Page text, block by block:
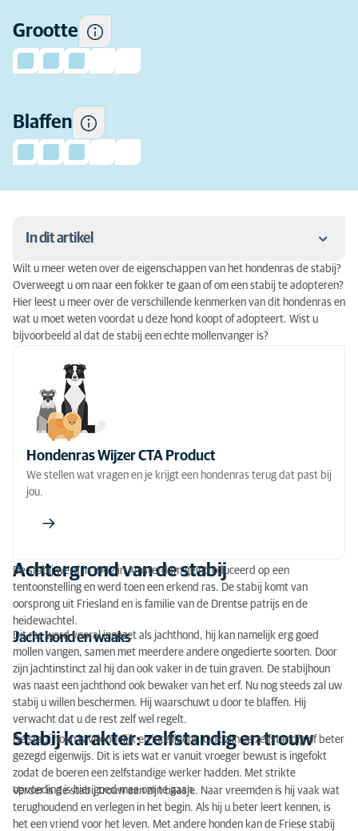
Grootte
Blaffen
In dit artikel
Achtergrond van de stabij
Stabij karakter: zelfstandig en trouw
Vachtverzorging: weinig
Training van de Friese stabij
Grootte en gewicht stabij
Kleur
Voeding stabijhoun
Type
Ongecontroleerde of illegale hondenhandel
Wilt u meer weten over de eigenschappen van het hondenras de stabij?
Overweegt u om naar een fokker te gaan of om een stabij te adopteren?
Hier leest u meer over de verschillende kenmerken van dit hondenras en
wat u moet weten voordat u deze hond koopt of adopteert. Wist u
bijvoorbeeld al dat de stabij een echte mollenvanger is?
Hondenras Wijzer CTA Product
We stellen wat vragen en je krijgt een hondenras terug dat past bij
jou.
Achtergrond van de stabij
De stabij werd in 1942 in Amsterdam geïntroduceerd op een
tentoonstelling en werd toen een erkend ras. De stabij komt van
oorsprong uit Friesland en is familie van de Drentse patrijs en de
heidewachtel.
Jachthond en waaks
Dit ras werd vooral ingezet als jachthond, hij kan namelijk erg goed
mollen vangen, samen met meerdere andere ongedierte soorten. Door
zijn jachtinstinct zal hij dan ook vaker in de tuin graven. De stabijhoun
was naast een jachthond ook bewaker van het erf. Nu nog steeds zal uw
stabij u willen beschermen. Hij waarschuwt u door te blaffen. Hij
verwacht dat u de rest zelf wel regelt.
Stabij karakter: zelfstandig en trouw
De stabijhoun is vriendelijk en intelligent. Ook zijn ze zelfstandig of beter
gezegd eigenwijs. Dit is iets wat er vanuit vroeger bewust is ingefokt
zodat de boeren een zelfstandige werker hadden. Met strikte
opvoeding is hier goed mee om te gaan.
Verder is de stabij trouw aan zijn baasje. Naar vreemden is hij vaak wat
terughoudend en verlegen in het begin. Als hij u beter leert kennen, is
het een vriend voor het leven. Met andere honden kan de Friese stabij
Hoe vaak dit ras de neiging
heeft om te blaffen.